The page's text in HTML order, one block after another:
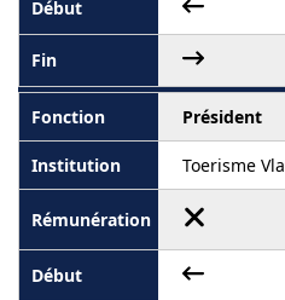
Président
Toerisme